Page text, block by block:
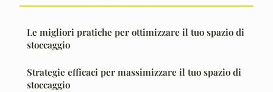
Le migliori pratiche per ottimizzare il tuo spazio di
stoccaggio
Strategie efficaci per massimizzare il tuo spazio di
stoccaggio